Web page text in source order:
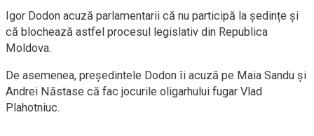
Igor Dodon acuză parlamentarii că nu participă la ședințe și
că blochează astfel procesul legislativ din Republica
Moldova.
De asemenea, președintele Dodon îi acuză pe Maia Sandu și
Andrei Năstase că fac jocurile oligarhului fugar Vlad
Plahotniuc.